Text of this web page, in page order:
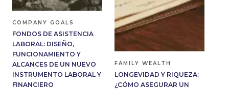
COMPANY GOALS
FONDOS DE ASISTENCIA
LABORAL: DISEÑO,
FUNCIONAMIENTO Y
ALCANCES DE UN NUEVO
INSTRUMENTO LABORAL Y
FINANCIERO
FAMILY WEALTH
LONGEVIDAD Y RIQUEZA:
¿CÓMO ASEGURAR UN